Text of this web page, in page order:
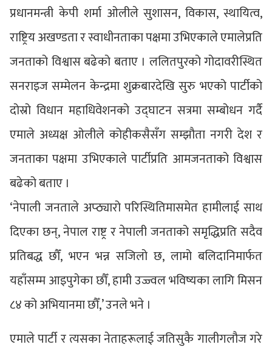
प्रधानमन्त्री केपी शर्मा ओलीले सुशासन, विकास, स्थायित्व,
राष्ट्रिय अखण्डता र स्वाधीनताका पक्षमा उभिएकाले एमालेप्रति
जनताको विश्वास बढेको बताए । ललितपुरको गोदावरीस्थित
सनराइज सम्मेलन केन्द्रमा शुक्रबारदेखि सुरु भएको पार्टीको
दोस्रो विधान महाधिवेशनको उद्घाटन सत्रमा सम्बोधन गर्दै
एमाले अध्यक्ष ओलीले कोहीकसैसँग सम्झौता नगरी देश र
जनताका पक्षमा उभिएकाले पार्टीप्रति आमजनताको विश्वास
बढेको बताए ।
‘नेपाली जनताले अप्ठ्यारो परिस्थितिमासमेत हामीलाई साथ
दिएका छन्, नेपाल राष्ट्र र नेपाली जनताको समृद्धिप्रति सदैव
प्रतिबद्ध छौँ, भएन भन्न सजिलो छ, लामो बलिदानिमार्फत
यहाँसम्म आइपुगेका छौँ, हामी उज्ज्वल भविष्यका लागि मिसन
८४ को अभियानमा छौँ,’ उनले भने ।
एमाले पार्टी र त्यसका नेताहरूलाई जतिसुकै गालीगलौज गरे